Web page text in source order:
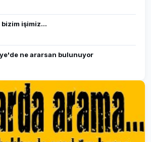
bizim işimiz...
ne ararsan bulunuyor